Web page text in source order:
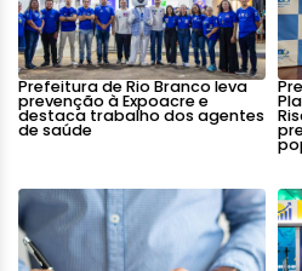
Prefeitura de Rio Branco leva
prevenção à Expoacre e
destaca trabalho dos agentes
de saúde